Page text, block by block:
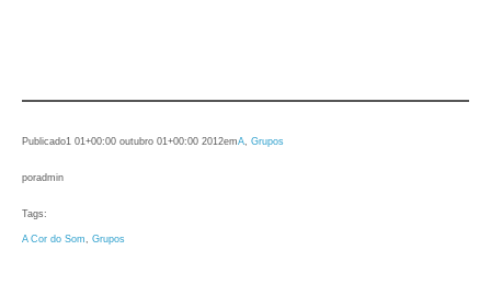
Publicado1 01+00:00 outubro 01+00:00 2012emA Grupos
poradmin
Tags:
A Cor do Som Grupos